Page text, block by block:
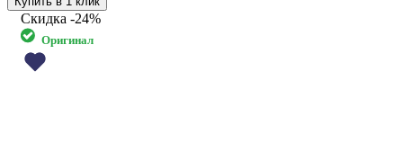
Скидка -24%
Оригинал